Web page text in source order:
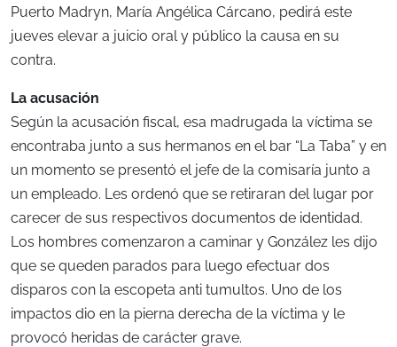
Puerto Madryn, María Angélica Cárcano, pedirá este
jueves elevar a juicio oral y público la causa en su
contra.
La acusación
Según la acusación fiscal, esa madrugada la víctima se
encontraba junto a sus hermanos en el bar “La Taba” y en
un momento se presentó el jefe de la comisaría junto a
un empleado. Les ordenó que se retiraran del lugar por
carecer de sus respectivos documentos de identidad.
Los hombres comenzaron a caminar y González les dijo
que se queden parados para luego efectuar dos
disparos con la escopeta anti tumultos. Uno de los
impactos dio en la pierna derecha de la víctima y le
provocó heridas de carácter grave.